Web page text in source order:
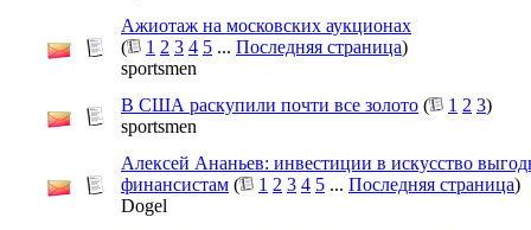
Ажиотаж на московских аукционах
(
1 2 3 4 5 ... Последняя страница)
sportsmen
В США раскупили почти все золото ( 1 2 3)
sportsmen
Алексей Ананьев: инвестиции в искусство
финансистам ( 1 2 3 4 5 ... Последняя страница)
Dogel